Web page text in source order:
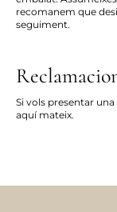
recomanem que
seguiment.
Si vols presentar
aquí mateix.